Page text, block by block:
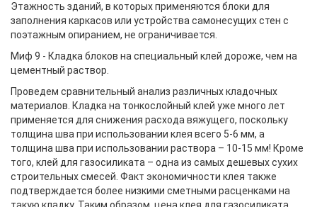
Этажность зданий, в которых применяются блоки для
заполнения каркасов или устройства самонесущих стен с
поэтажным опиранием, не ограничивается.
Миф 9 - Кладка блоков на специальный клей дороже, чем на
цементный раствор.
Проведем сравнительный анализ различных кладочных
материалов. Кладка на тонкослойный клей уже много лет
применяется для снижения расхода вяжущего, поскольку
толщина шва при использовании клея всего 5-6 мм, а
толщина шва при использовании раствора – 10-15 мм! Кроме
того, клей для газосиликата – одна из самых дешевых сухих
строительных смесей. Факт экономичности клея также
подтверждается более низкими сметными расценками на